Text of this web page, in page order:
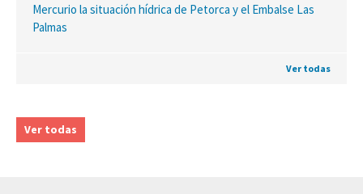
Mercurio la situación hídrica de Petorca y el Embalse Las
Palmas
Ver todas
Ver todas